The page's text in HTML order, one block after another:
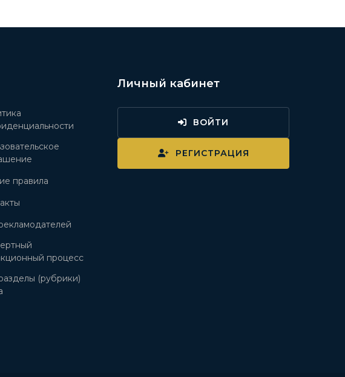
правила
процесс
(рубрики)
Личный кабинет
ВОЙТИ
РЕГИСТРАЦИЯ